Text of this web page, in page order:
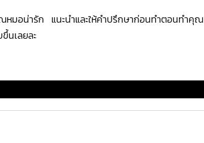
หมอน่ารัก แนะนำและให้คำปรึกษาก่อนทำตอนทำคุณ
นเลยละ